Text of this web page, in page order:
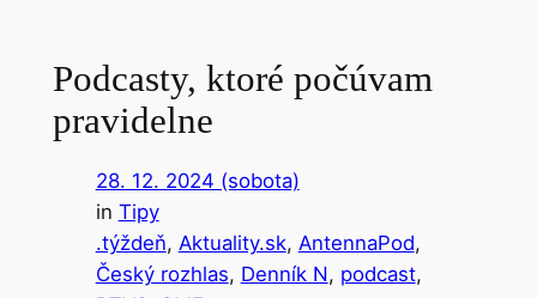
Podcasty, ktoré počúvam
pravidelne
28. 12. 2024 (sobota)
in Tipy
.týždeň, Aktuality.sk, AntennaPod
Český rozhlas, Denník N, podcast